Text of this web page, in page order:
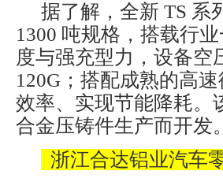
据了解，全新 TS 系
1300 吨规格，搭载行
度与强充型力，设备空
120G；搭配成熟的高
效率、实现节能降耗。
合金压铸件生产而开发。
浙江合达铝业汽车